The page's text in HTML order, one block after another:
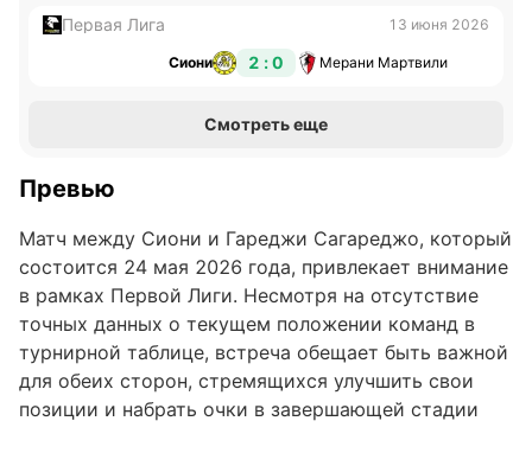
Первая Лига 13 июня 2026
Сиони 2 : 0 Мерани Мартвили
Смотреть еще
Превью
Матч между Сиони и Гареджи Сагареджо, который
состоится 24 мая 2026 года, привлекает внимание
в рамках Первой Лиги. Несмотря на отсутствие
точных данных о текущем положении команд в
турнирной таблице, встреча обещает быть важной
для обеих сторон, стремящихся улучшить свои
позиции и набрать очки в завершающей стадии